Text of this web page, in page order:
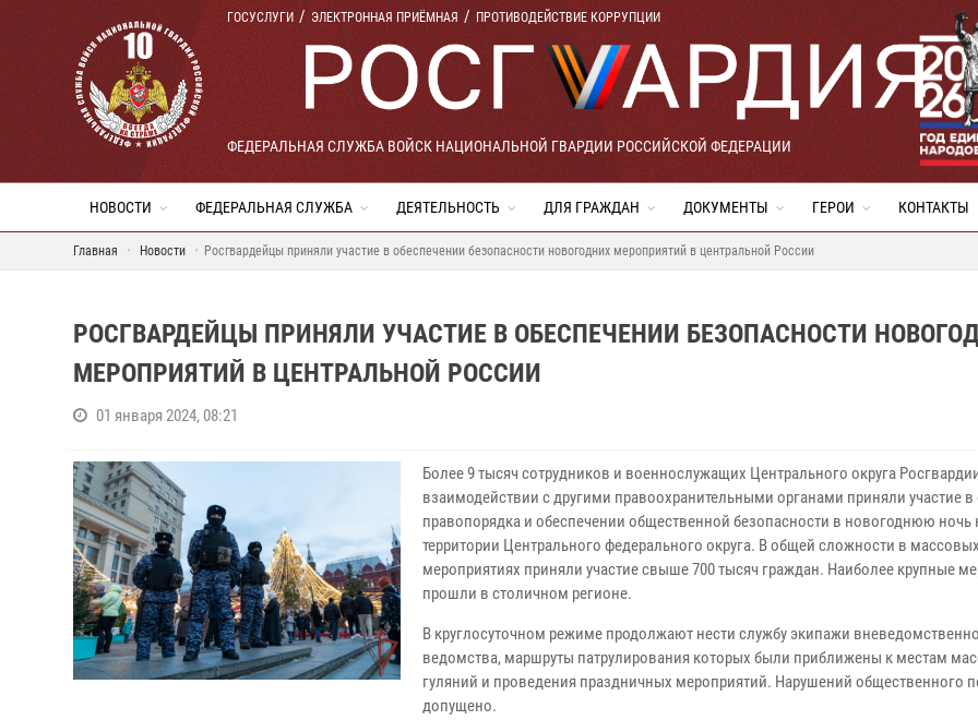
ГОСУСЛУГИ ЭЛЕКТРОННАЯ ПРИЁМНАЯ ПРОТИВОДЕЙСТВИЕ КОРРУПЦИИ
ФЕДЕРАЛЬНАЯ СЛУЖБА ВОЙСК НАЦИОНАЛЬНОЙ ГВАРДИИ РОССИЙСКОЙ ФЕДЕРАЦИИ
НОВОСТИ ФЕДЕРАЛЬНАЯ СЛУЖБА ДЕЯТЕЛЬНОСТЬ ДЛЯ ГРАЖДАН ДОКУМЕНТЫ ГЕРОИ КОНТАКТЫ
Главная Новости Росгвардейцы приняли участие в обеспечении безопасности новогодних мероприятий в центральной России
РОСГВАРДЕЙЦЫ ПРИНЯЛИ УЧАСТИЕ В ОБЕСПЕЧЕНИИ БЕЗОПАСНОСТИ
МЕРОПРИЯТИЙ В ЦЕНТРАЛЬНОЙ РОССИИ
01 января 2024, 08:21
Более 9 тысяч сотрудников и военнослужащих Центрального округа
взаимодействии с другими правоохранительными органами приняли участие в
правопорядка и обеспечении общественной безопасности в новогоднюю ночь
территории Центрального федерального округа. В общей сложности в массовых
мероприятиях приняли участие свыше 700 тысяч граждан. Наиболее крупные
прошли в столичном регионе.
В круглосуточном режиме продолжают нести службу экипажи
ведомства, маршруты патрулирования которых были приближены к местам
гуляний и проведения праздничных мероприятий. Нарушений общественного
допущено.